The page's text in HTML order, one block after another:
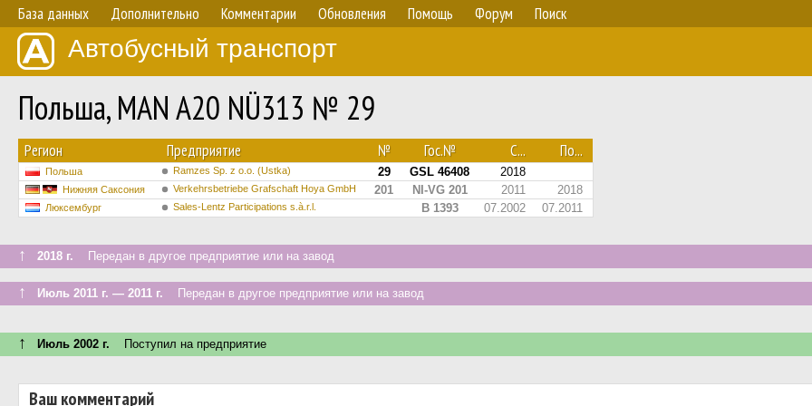
База данных Дополнительно Комментарии Обновления Помощь Форум Поиск
Автобусный транспорт
Польша, MAN A20 NÜ313 № 29
Регион Предприятие № Гос.№ С... По...
Польша Ramzes Sp. z o.o. (Ustka) 29 GSL 46408 2018
Нижняя Саксония Verkehrsbetriebe Grafschaft Hoya GmbH 201 NI-VG 201 2011 2018
Люксембург Sales-Lentz Participations s.à.r.l. B 1393 07.2002 07.2011
↑ 2018 г. Передан в другое предприятие или на завод
↑ Июль 2011 г. — 2011 г. Передан в другое предприятие или на завод
↑ Июль 2002 г. Поступил на предприятие
Ваш комментарий